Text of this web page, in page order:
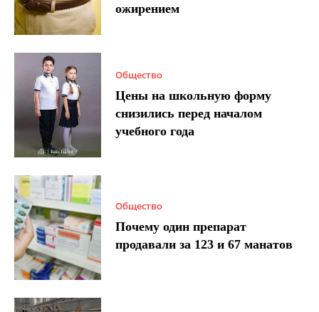
ожирением
Общество
Цены на школьную форму
снизились перед началом
учебного года
Общество
Почему один препарат
продавали за 123 и 67 манатов